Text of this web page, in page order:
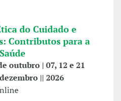
do Cuidado e
Contributos para a
outubro | 07, 12 e 21
|| 2026